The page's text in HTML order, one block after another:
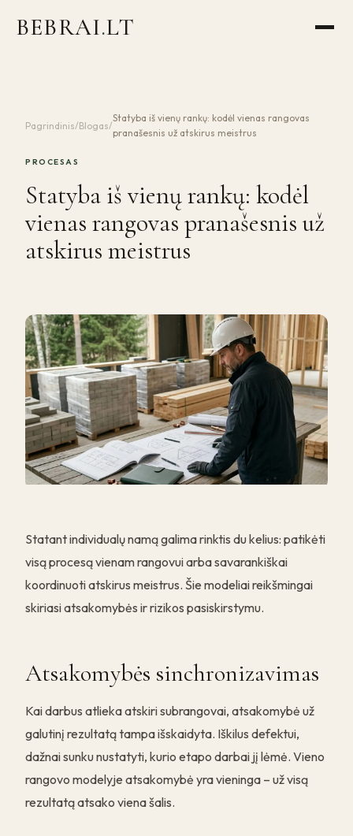
BEBRAI.LT
Pagrindinis/Blogas/
Statyba iš vienų rankų: kodėl vienas rangovas
pranašesnis už atskirus meistrus
PROCESAS
Statyba iš vienų rankų: kodėl
vienas rangovas pranašesnis už
atskirus meistrus
Statant individualų namą galima rinktis du kelius: patikėti
visą procesą vienam rangovui arba savarankiškai
koordinuoti atskirus meistrus. Šie modeliai reikšmingai
skiriasi atsakomybės ir rizikos pasiskirstymu.
Atsakomybės sinchronizavimas
Kai darbus atlieka atskiri subrangovai, atsakomybė už
galutinį rezultatą tampa išskaidyta. Iškilus defektui,
dažnai sunku nustatyti, kurio etapo darbai jį lėmė. Vieno
rangovo modelyje atsakomybė yra vieninga – už visą
rezultatą atsako viena šalis.